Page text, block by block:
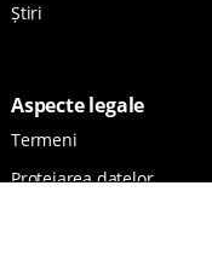
Știri
Aspecte legale
Termeni
Protejarea datelor